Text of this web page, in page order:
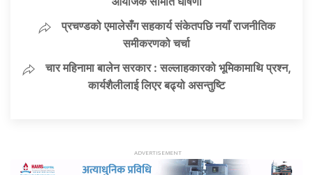
प्रचण्डको एमालेसँग सहकार्य संकेतपछि नयाँ राजनीतिक
समीकरणको चर्चा
चार महिनामा बालेन सरकार : सल्लाहकारको भूमिकामाथि प्रश्न,
कार्यशैलीलाई लिएर बढ्यो असन्तुष्टि